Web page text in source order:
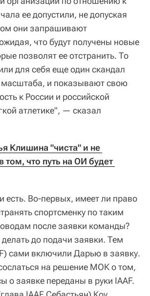
ее допустили, не допуская
они запрашивают
что будут получены новые
позволят ее отстранить. То
для себя еще один скандал
и показывают свою
к России и российской
атлетике", — сказал
Клишина "чиста" и не
том, что путь на ОИ будет
Во-первых, имеет ли право
спортсменку по таким
после заявки команды?
до подачи заявки. Тем
сами включили Дарью в заявку.
на решение МОК о том,
о заявке переданы в руки IAAF.